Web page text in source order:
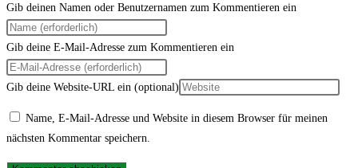
Gib deinen Namen oder Benutzernamen zum Kommentieren ein
Gib deine E-Mail-Adresse zum Kommentieren ein
Gib deine Website-URL ein (optional)
Name, E-Mail-Adresse und Website in diesem Browser für meinen
nächsten Kommentar speichern.